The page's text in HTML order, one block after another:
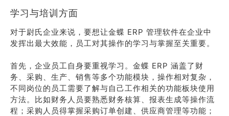
学习与培训方面
对于尉氏企业来说，要想让金蝶 ERP 管理软件在企业中
发挥出最大效能，员工对其操作的学习与掌握至关重要。
首先，企业员工自身要重视学习。金蝶 ERP 涵盖了财
务、采购、生产、销售等多个功能模块，操作相对复杂，
不同岗位的员工需要了解与自己工作相关的功能板块使用
方法。比如财务人员要熟悉财务核算、报表生成等操作流
程；采购人员得掌握采购订单创建、供应商管理等功能；